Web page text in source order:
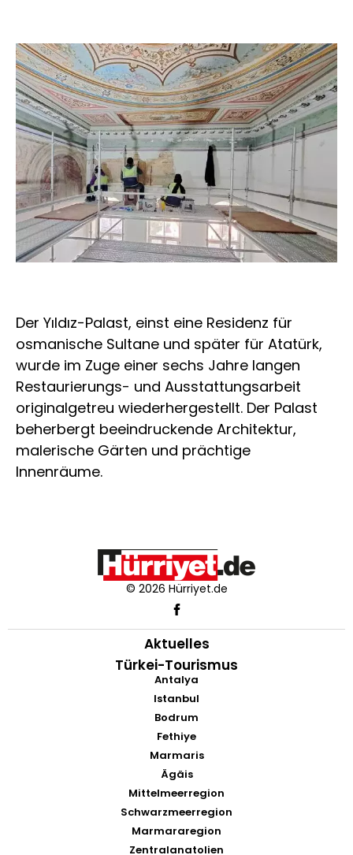
Der Yıldız-Palast, einst eine Residenz für
osmanische Sultane und später für Atatürk,
wurde im Zuge einer sechs Jahre langen
Restaurierungs- und Ausstattungsarbeit
originalgetreu wiederhergestellt. Der Palast
beherbergt beeindruckende Architektur,
malerische Gärten und prächtige
Innenräume.
© 2026 Hürriyet.de
Aktuelles
Türkei-Tourismus
Antalya
Istanbul
Bodrum
Fethiye
Marmaris
Ägäis
Mittelmeerregion
Schwarzmeerregion
Marmararegion
Zentralanatolien